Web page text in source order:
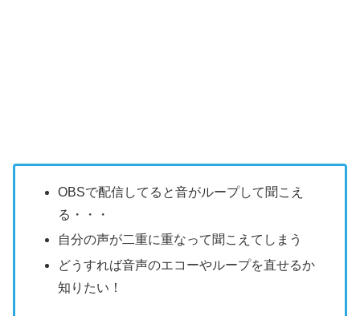
OBSで配信してると音がループして聞こえ
る・・・
自分の声が二重に重なって聞こえてしまう
どうすれば音声のエコーやループを直せるか
知りたい！